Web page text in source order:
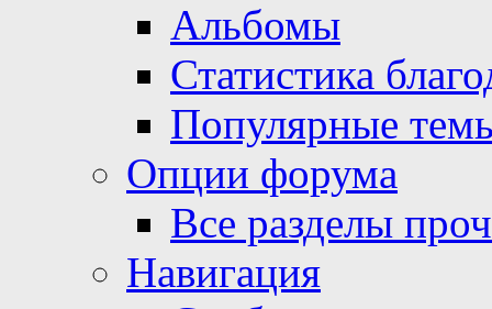
Альбомы
Статистика
Популярные
Опции форума
Все разделы
Навигация